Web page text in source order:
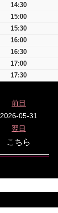
14:30
15:00
15:30
16:00
16:30
17:00
17:30
前日
2026-05-31
翌日
こちら